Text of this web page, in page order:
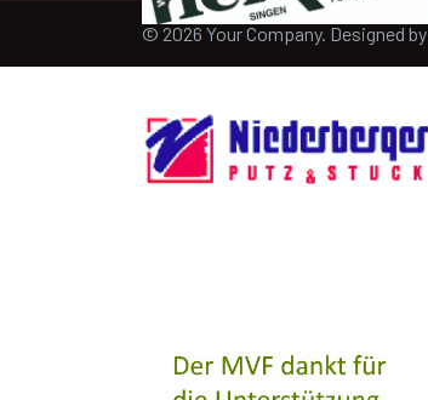
© 2026 Your Company. Designed by